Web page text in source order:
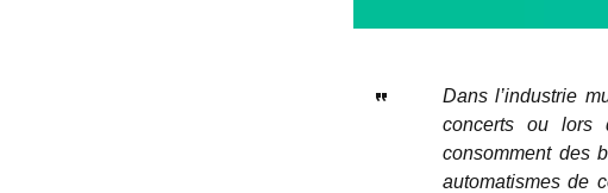
Dans l’industrie
concerts ou lors
consomment des
automatismes de